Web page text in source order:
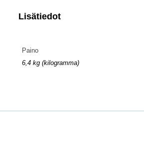
Lisätiedot
Paino
6,4 kg (kilogramma)